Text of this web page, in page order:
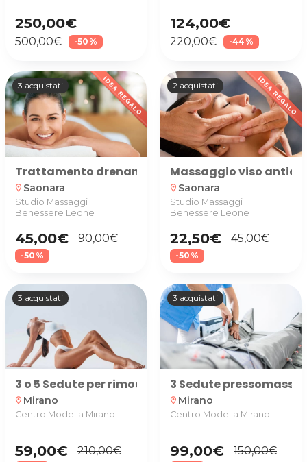
250,00€
500,00€ -50%
124,00€
220,00€ -44%
3 acquistati
Trattamento drenante e detox corpo-viso
location_on Saonara
Studio Massaggi
Benessere Leone
45,00€ 90,00€
-50%
2 acquistati
Massaggio viso
location_on Saonara
Studio Massaggi
Benessere Leone
22,50€ 45,00€
-50%
3 acquistati
3 o 5 Sedute per rimodellare la silhouette e
location_on Mirano
Centro Modella Mirano
59,00€ 210,00€
3 acquistati
3 Sedute
location_on Mirano
Centro Modella Mirano
99,00€ 150,00€